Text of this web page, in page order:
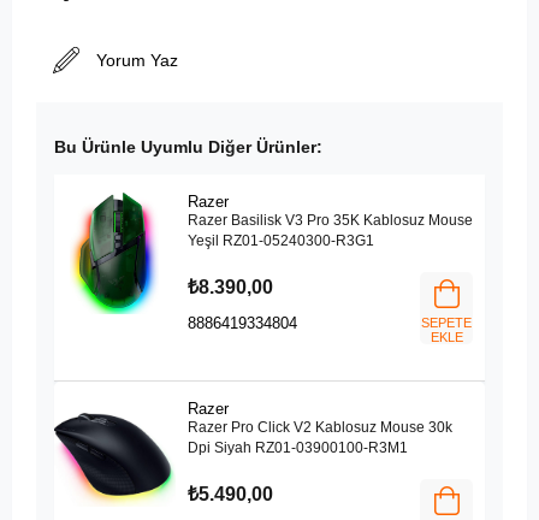
Yorum Yaz
Bu Ürünle Uyumlu Diğer Ürünler:
Razer
Razer Basilisk V3 Pro 35K Kablosuz Mouse
Yeşil RZ01-05240300-R3G1
₺8.390,00
8886419334804
SEPETE
EKLE
Razer
Razer Pro Click V2 Kablosuz Mouse 30k
Dpi Siyah RZ01-03900100-R3M1
₺5.490,00